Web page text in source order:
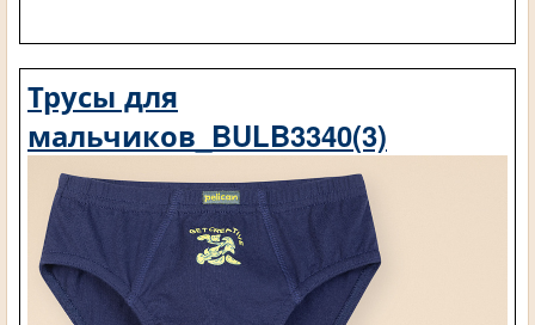
Трусы для
мальчиков_BULB3340(3)